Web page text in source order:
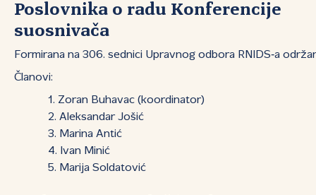
Poslovnika o radu Konferencije
suosnivača
Formirana na 306. sednici Upravnog odbora RNIDS‑a
Članovi:
Zoran Buhavac (koordinator)
Aleksandar Jošić
Marina Antić
Ivan Minić
Marija Soldatović